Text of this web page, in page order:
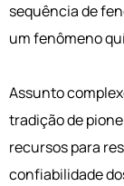
sequência de
um fenômeno
Assunto
tradição de
recursos para
confiabilidade